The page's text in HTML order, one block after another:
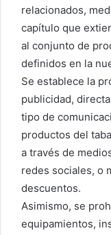
relacionados,
capítulo que
al conjunto de
definidos en la
Se establece la
publicidad,
tipo de
productos del
a través de
redes sociales, o
descuentos.
Asimismo, se
equipamientos,